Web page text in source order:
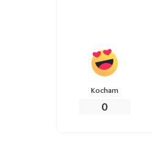
Kocham
0